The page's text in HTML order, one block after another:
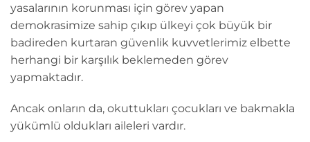
yasalarının korunması için görev yapan
demokrasimize sahip çıkıp ülkeyi çok büyük bir
badireden kurtaran güvenlik kuvvetlerimiz elbette
herhangi bir karşılık beklemeden görev
yapmaktadır.
Ancak onların da, okuttukları çocukları ve bakmakla
yükümlü oldukları aileleri vardır.